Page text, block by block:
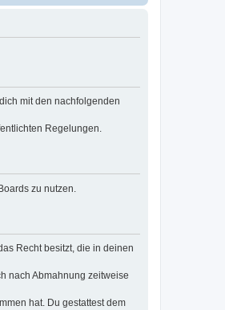
mit den nachfolgenden
Regelungen.
zu nutzen.
Recht besitzt, die in deinen
nach Abmahnung zeitweise
hat. Du gestattest dem